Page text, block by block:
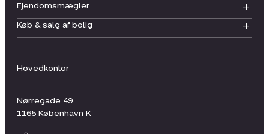
Hovedkontor
Nørregade 49
1165 København K
Ejendomsmægler
Køb & salg af bolig